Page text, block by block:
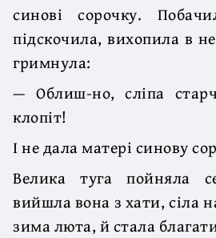
синові сорочку.
підскочила, вихопила в
гримнула:
— Облиш-но, сліпа
клопіт!
І не дала матері синову
Велика туга пойняла
вийшла вона з хати, сіла
зима люта, й стала